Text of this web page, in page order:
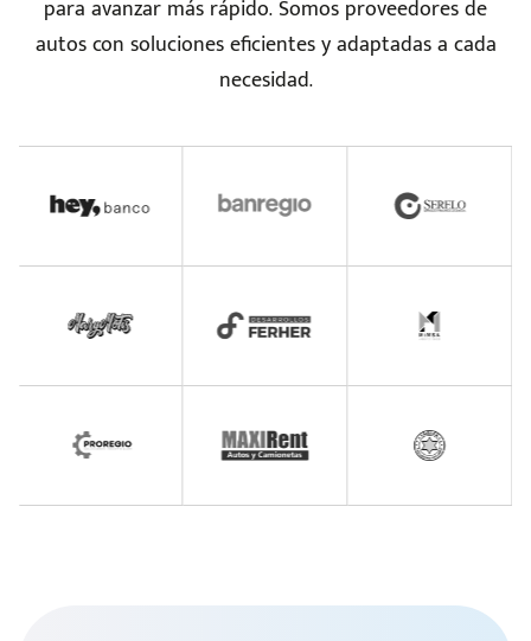
para avanzar más rápido. Somos proveedores de
autos con soluciones eficientes y adaptadas a cada
necesidad.